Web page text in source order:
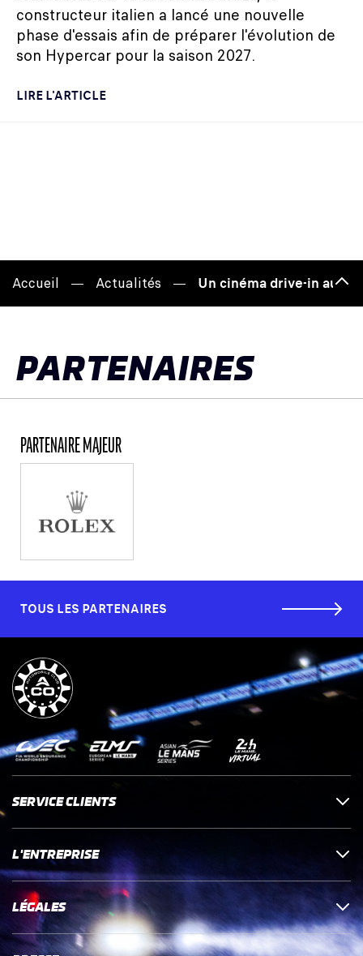
constructeur italien a lancé une nouvelle
phase d'essais afin de préparer l'évolution de
son Hypercar pour la saison 2027.
LIRE L'ARTICLE
Accueil Actualités Un cinéma drive-in au
de
PARTENAIRES
PARTENAIRE MAJEUR
TOUS LES PARTENAIRES
SERVICE CLIENTS
L'ENTREPRISE
LÉGALES